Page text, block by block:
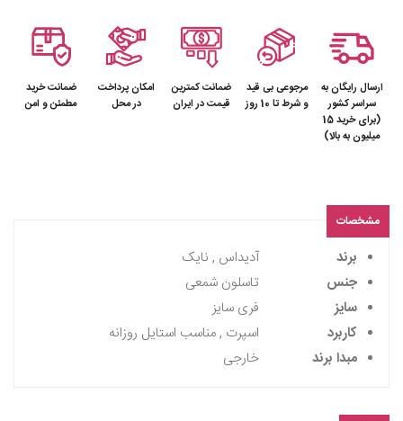
ارسال رایگان به
سراسر کشور
(برای خرید 15
میلیون به بالا)
مرجوعی بی قید
و شرط تا 10 روز
ضمانت کمترین
قیمت در ایران
امکان پرداخت
در محل
ضمانت خرید
مطمئن و امن
مشخصات
برند
آدیداس , نایک
جنس
تاسلون شمعی
سایز
فری سایز
کاربرد
اسپرت , مناسب استایل روزانه
مبدا برند
خارجی